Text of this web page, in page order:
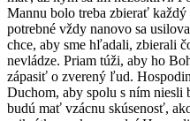
Mannu bolo treba zbierať
potrebné vždy nanovo sa
chce, aby sme hľadali, zbierali
nevládze. Priam túži, aby ho
zápasiť o zverený ľud.
Duchom, aby spolu s ním niesli
budú mať vzácnu skúsenosť,